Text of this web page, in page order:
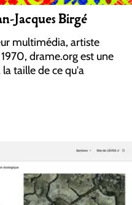
Jacques Birgé
multimédia, artiste
drame.org est une
taille de ce qu'a